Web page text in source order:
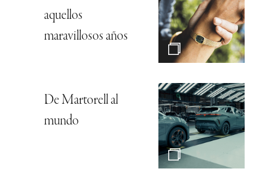
aquellos
maravillosos años
De Martorell al
mundo